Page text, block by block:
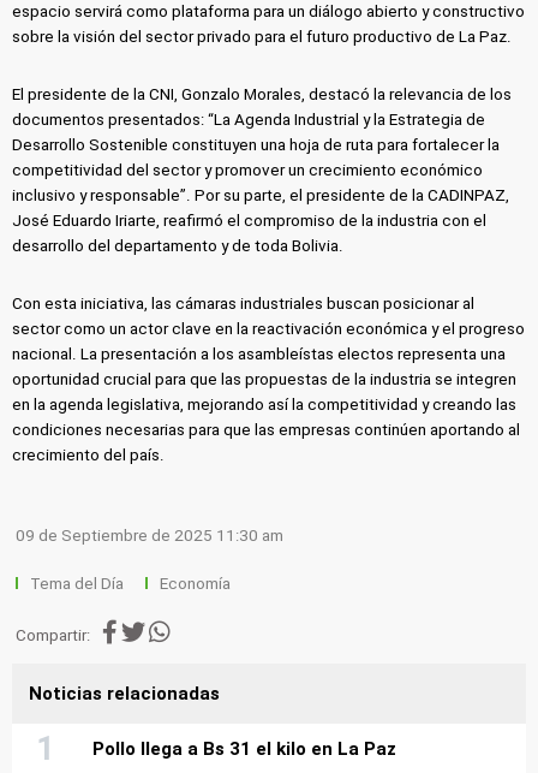
espacio servirá como plataforma para un diálogo abierto y constructivo
sobre la visión del sector privado para el futuro productivo de La Paz.
El presidente de la CNI, Gonzalo Morales, destacó la relevancia de los
documentos presentados: “La Agenda Industrial y la Estrategia de
Desarrollo Sostenible constituyen una hoja de ruta para fortalecer la
competitividad del sector y promover un crecimiento económico
inclusivo y responsable”. Por su parte, el presidente de la CADINPAZ,
José Eduardo Iriarte, reafirmó el compromiso de la industria con el
desarrollo del departamento y de toda Bolivia.
Con esta iniciativa, las cámaras industriales buscan posicionar al
sector como un actor clave en la reactivación económica y el progreso
nacional. La presentación a los asambleístas electos representa una
oportunidad crucial para que las propuestas de la industria se integren
en la agenda legislativa, mejorando así la competitividad y creando las
condiciones necesarias para que las empresas continúen aportando al
crecimiento del país.
09 de Septiembre de 2025 11:30 am
Tema del Día Economía
Compartir:
Noticias relacionadas
Pollo llega a Bs 31 el kilo en La Paz